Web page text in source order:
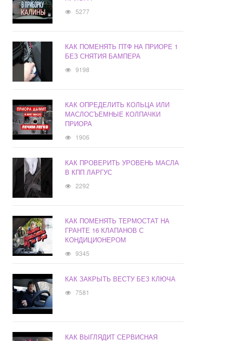
5277
КАК ПОМЕНЯТЬ ПТФ НА ПРИОРЕ 1
БЕЗ СНЯТИЯ БАМПЕРА
9198
КАК ОПРЕДЕЛИТЬ КОЛЬЦА ИЛИ
МАСЛОСЪЕМНЫЕ КОЛПАЧКИ
ПРИОРА
1906
КАК ПРОВЕРИТЬ УРОВЕНЬ МАСЛА
В КПП ЛАРГУС
2292
КАК ПОМЕНЯТЬ ТЕРМОСТАТ НА
ГРАНТЕ 16 КЛАПАНОВ С
КОНДИЦИОНЕРОМ
9345
КАК ЗАКРЫТЬ ВЕСТУ БЕЗ КЛЮЧА
7581
КАК ВЫГЛЯДИТ СЕРВИСНАЯ